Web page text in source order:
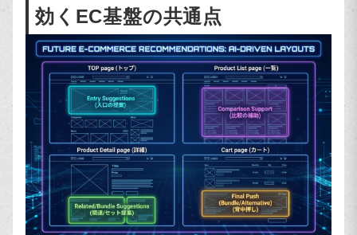
効くEC基盤の共通点